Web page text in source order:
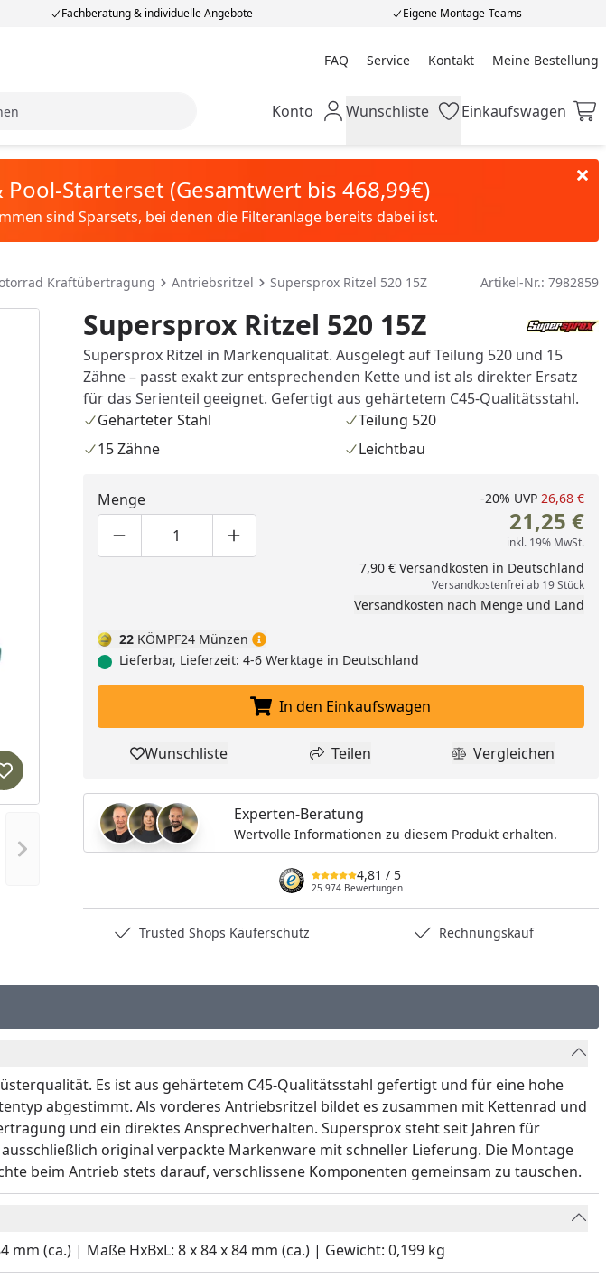
Fachberatung & individuelle Angebote Eigene Montage-Teams
FAQ Service Kontakt Meine Bestellung
Meine Bestellung
Mein Konto
Konto Wunschliste
Wunschliste Einkaufswagen
Einkaufswagen
Starterset (Gesamtwert bis 468,99€)
sind Sparsets, bei denen die Filteranlage bereits dabei ist.
Kraftübertragung Antriebsritzel Supersprox Ritzel 520 15Z Artikel-Nr.: 7982859
Nächstes Bild anzeigen
Produkt zur Wunschliste hinzufügen
Supersprox Ritzel 520 15Z
Supersprox Ritzel in Markenqualität. Ausgelegt auf Teilung 520 und 15
Zähne – passt exakt zur entsprechenden Kette und ist als direkter Ersatz
für das Serienteil geeignet. Gefertigt aus gehärtetem C45-Qualitätsstahl.
Gehärteter Stahl
Teilung 520
15 Zähne
Leichtbau
Menge
Produktmenge um eins verringern
Produktmenge manuell eingeben
Produktmenge um eins erhöhen
-20% UVP 26,68 €
21,25 €
inkl. 19% MwSt.
7,90 € Versandkosten in Deutschland
Versandkostenfrei ab 19 Stück
Versandkosten nach Menge und Land
22 KÖMPF24 Münzen
Lieferbar, Lieferzeit: 4-6 Werktage in Deutschland
In den Einkaufswagen legen
In den Einkaufswagen
Produkt zur Wunschliste hinzufügen
Wunschliste Teilen
Teilen Produkt
Vergleichen
Experten-Beratung
Wertvolle Informationen zu diesem Produkt erhalten.
4,81 / 5
25.974 Bewertungen
Trusted Shops Käuferschutz Rechnungskauf
Es ist aus gehärtetem C45-Qualitätsstahl gefertigt und für eine hohe
abgestimmt. Als vorderes Antriebsritzel bildet es zusammen mit Kettenrad und
und ein direktes Ansprechverhalten. Supersprox steht seit Jahren für
original verpackte Markenware mit schneller Lieferung. Die Montage
beim Antrieb stets darauf, verschlissene Komponenten gemeinsam zu tauschen.
(ca.) | Maße HxBxL: 8 x 84 x 84 mm (ca.) | Gewicht: 0,199 kg